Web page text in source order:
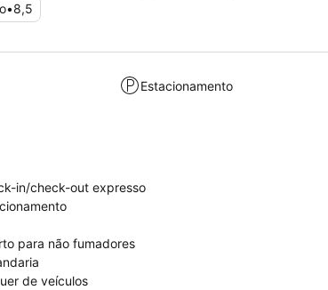
•8,5
Estacionamento
in/check-out expresso
para não fumadores
de veículos